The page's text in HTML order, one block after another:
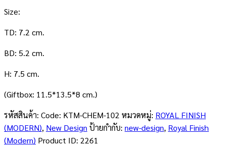
Size:
TD: 7.2 cm.
BD: 5.2 cm.
H: 7.5 cm.
(Giftbox: 11.5*13.5*8 cm.)
รหัสสินค้า: Code: KTM-CHEM-102 หมวดหมู่: ROYAL FINISH
(MODERN), New Design ป้ายกำกับ: new-design, Royal Finish
(Modern) Product ID: 2261